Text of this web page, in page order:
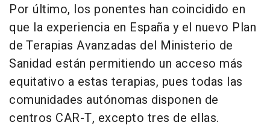
Por último, los ponentes han coincidido en
que la experiencia en España y el nuevo Plan
de Terapias Avanzadas del Ministerio de
Sanidad están permitiendo un acceso más
equitativo a estas terapias, pues todas las
comunidades autónomas disponen de
centros CAR-T, excepto tres de ellas.